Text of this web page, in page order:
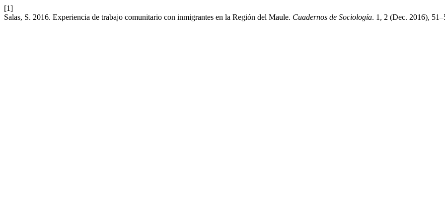
[1]
Salas, S. 2016. Experiencia de trabajo comunitario con inmigrantes en la Región del Maule. Cuadernos de Sociología. 1, 2 (Dec. 2016),